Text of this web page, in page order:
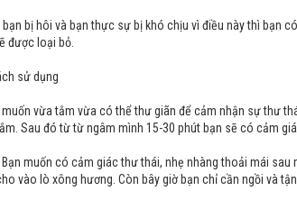
bạn bị hôi và bạn thực sự bị khó chịu vì điều này thì bạn
được loại bỏ.
sử dụng
vừa tắm vừa có thể thư giãn để cảm nhận sự thư
Sau đó từ từ ngâm mình 15-30 phút bạn sẽ có cảm
muốn có cảm giác thư thái, nhẹ nhàng thoải mái
vào lò xông hương. Còn bây giờ bạn chỉ cần ngồi và